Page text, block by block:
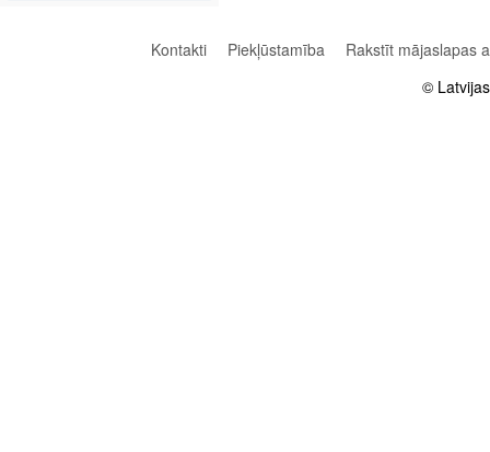
Kontakti Piekļūstamība
Rakstīt mājaslapas
©